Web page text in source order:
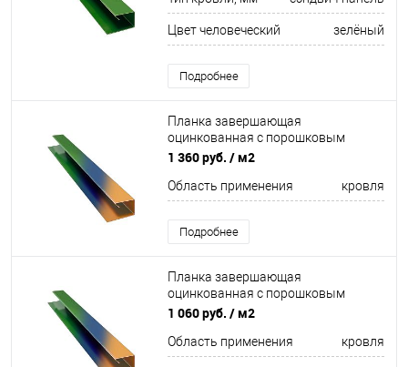
Цвет человеческий зелёный
Подробнее
Планка завершающая
оцинкованная с порошковым
покрытием 0,45мм все цвета RAL
1 360 руб. / м2
Область применения кровля
Подробнее
Планка завершающая
оцинкованная с порошковым
покрытием 0,4мм все цвета RAL
1 060 руб. / м2
Область применения кровля